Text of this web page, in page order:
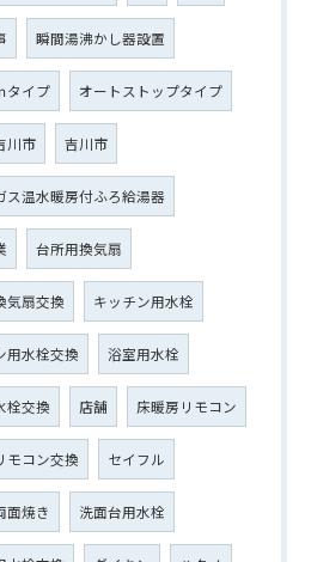
瞬間湯沸かし器設置
タイプ オートストップタイプ
川市 吉川市
ス温水暖房付ふろ給湯器
台所用換気扇
気扇交換 キッチン用水栓
用水栓交換 浴室用水栓
栓交換 店舗 床暖房リモコン
モコン交換 セイフル
面焼き 洗面台用水栓